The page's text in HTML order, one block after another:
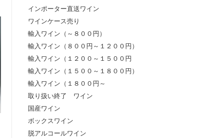
インポーター直送ワイン
ワインケース売り
輸入ワイン（～８００円）
輸入ワイン（８００円～１２００円）
輸入ワイン（１２００～１５００円
輸入ワイン（１５００～１８００円）
輸入ワイン（１８００円～
取り扱い終了 ワイン
国産ワイン
ボックスワイン
脱アルコールワイン